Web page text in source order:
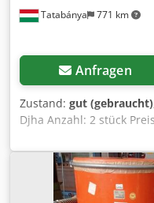
Tatabánya 771 km
Anfragen
Zustand: gut (gebraucht)
Djha Anzahl: 2 stück